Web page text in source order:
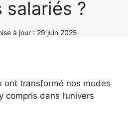
salariés ?
à jour : 29 juin 2025
ont transformé nos modes
compris dans l’univers